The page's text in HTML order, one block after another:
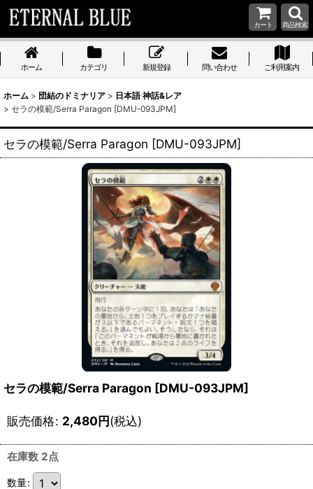
カート 商品検索
ホーム カテゴリ 新規登録 問い合わせ ご利用案内
ホーム > 団結のドミナリア > 日本語 神話&レア
> セラの模範/Serra Paragon [DMU-093JPM]
セラの模範/Serra Paragon [DMU-093JPM]
セラの模範/Serra Paragon [DMU-093JPM]
販売価格: 2,480円(税込)
在庫数 2点
数量: